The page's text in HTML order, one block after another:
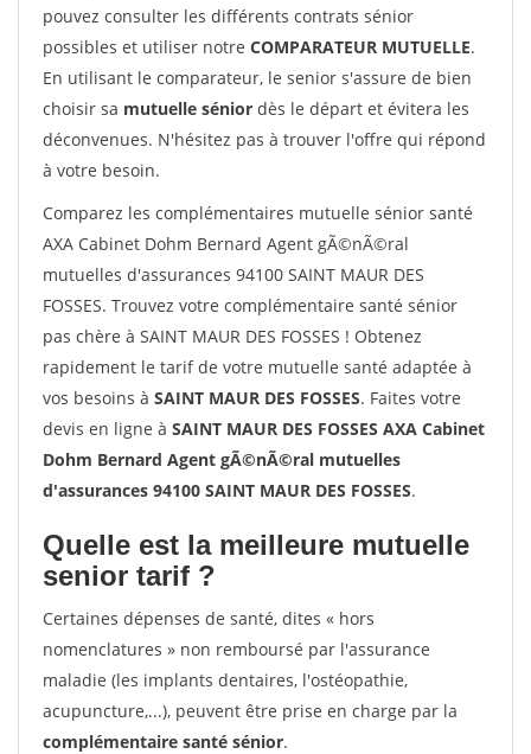
pouvez consulter les différents contrats sénior
possibles et utiliser notre COMPARATEUR MUTUELLE.
En utilisant le comparateur, le senior s'assure de bien
choisir sa mutuelle sénior dès le départ et évitera les
déconvenues. N'hésitez pas à trouver l'offre qui répond
à votre besoin.
Comparez les complémentaires mutuelle sénior santé
AXA Cabinet Dohm Bernard Agent gÃ©nÃ©ral
mutuelles d'assurances 94100 SAINT MAUR DES
FOSSES. Trouvez votre complémentaire santé sénior
pas chère à SAINT MAUR DES FOSSES ! Obtenez
rapidement le tarif de votre mutuelle santé adaptée à
vos besoins à SAINT MAUR DES FOSSES. Faites votre
devis en ligne à SAINT MAUR DES FOSSES AXA Cabinet
Dohm Bernard Agent gÃ©nÃ©ral mutuelles
d'assurances 94100 SAINT MAUR DES FOSSES.
Quelle est la meilleure mutuelle
senior tarif ?
Certaines dépenses de santé, dites « hors
nomenclatures » non remboursé par l'assurance
maladie (les implants dentaires, l'ostéopathie,
acupuncture,...), peuvent être prise en charge par la
complémentaire santé sénior.